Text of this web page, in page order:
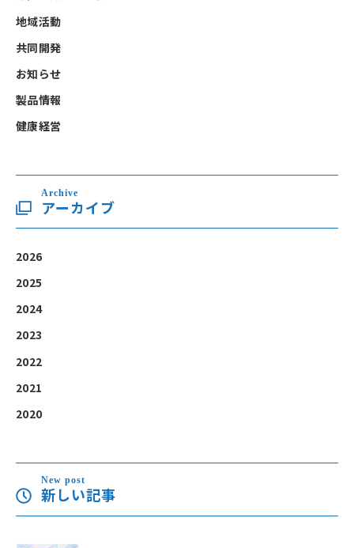
地域活動
共同開発
お知らせ
製品情報
健康経営
Archive
アーカイブ
2026
2025
2024
2023
2022
2021
2020
New post
新しい記事